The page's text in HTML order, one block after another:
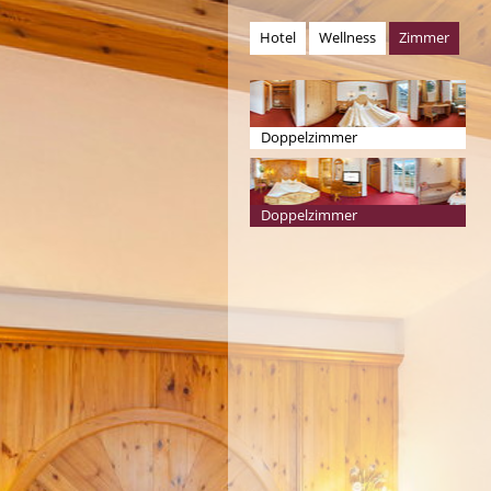
Hotel Wellness Zimmer
Doppelzimmer
Doppelzimmer